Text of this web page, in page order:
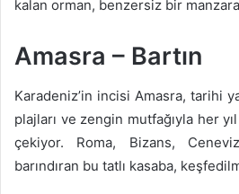
kalan orman, benzersiz bir
Amasra – Bartın
Karadeniz’in incisi Amasra, tarihi
plajları ve zengin mutfağıyla her
çekiyor. Roma, Bizans,
barındıran bu tatlı kasaba,